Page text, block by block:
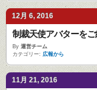
12月 6, 2016
制裁天使アバターを
By 運営チーム
カテゴリー: 広報から
11月 21, 2016